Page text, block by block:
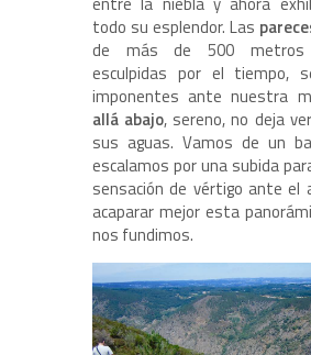
todo su esplendor. Las
de más de 500
esculpidas por el tiempo,
imponentes ante nuestra
allá abajo, sereno, no deja
sus aguas. Vamos de un
escalamos por una subida
sensación de vértigo ante el
acaparar mejor esta
nos fundimos.